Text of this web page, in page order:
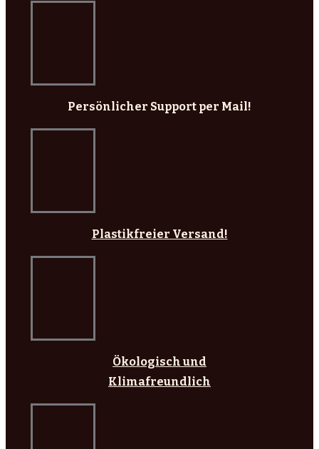
Persönlicher Support per Mail!
Plastikfreier Versand!
Ökologisch und
Klimafreundlich